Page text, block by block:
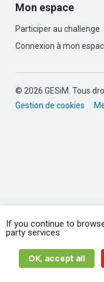
Mon espace
Participer au challenge
Connexion à mon
© 2026 GESiM. Tous
Gestion de cookies
If you continue to
party services
OK, accept all